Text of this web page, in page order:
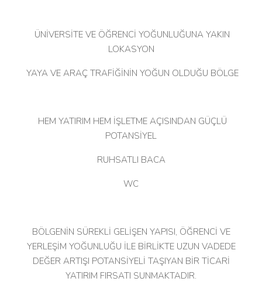
ÜNİVERSİTE VE ÖĞRENCİ YOĞUNLUĞUNA YAKIN
LOKASYON
YAYA VE ARAÇ TRAFİĞİNİN YOĞUN OLDUĞU BÖLGE
HEM YATIRIM HEM İŞLETME AÇISINDAN GÜÇLÜ
POTANSİYEL
RUHSATLI BACA
WC
BÖLGENİN SÜREKLİ GELİŞEN YAPISI, ÖĞRENCİ VE
YERLEŞİM YOĞUNLUĞU İLE BİRLİKTE UZUN VADEDE
DEĞER ARTIŞI POTANSİYELİ TAŞIYAN BİR TİCARİ
YATIRIM FIRSATI SUNMAKTADIR.